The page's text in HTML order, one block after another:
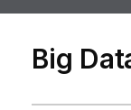
Big